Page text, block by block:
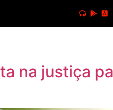
na justiça